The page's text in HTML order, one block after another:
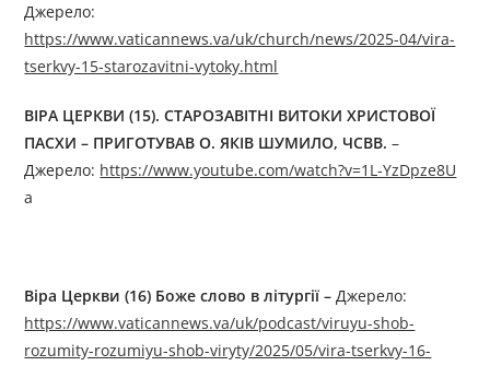
Джерелo:
https://www.vaticannews.va/uk/church/news/2025-04/vira-
tserkvy-15-starozavitni-vytoky.html
ВІРА ЦЕРКВИ (15).СТАРОЗАВІТНІ ВИТОКИ ХРИСТОВОЇ
ПАСХИ– ПРИГОТУВАВ О. ЯКІВ ШУМИЛО, ЧСВВ.–
Джерелo: https://www.youtube.com/watch?v=1L-YzDpze8U
a
Віра Церкви (16) Боже слово в літургії –Джерелo:
https://www.vaticannews.va/uk/podcast/viruyu-shob-
rozumity-rozumiyu-shob-viryty/2025/05/vira-tserkvy-16-